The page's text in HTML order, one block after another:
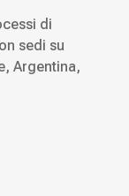
di
sedi su
Argentina,